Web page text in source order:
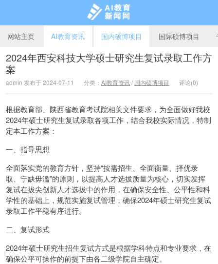
网站主页 AI教育资讯 国内硕博项目 国际硕博项目
2024年西安科技大学硕士研究生复试录取工作方
案
admin 发布于 2024-07-11 分类： AI教育资讯/ 国内硕博项目 评论(0)
根据教育部、陕西省教育考试院相关文件要求，为全面做好我校
2024年硕士研究生复试录取各项工作，结合我校实际情况，特制
定本工作方案：
一、指导思想
全面落实党的教育方针，坚持“按需招生、全面衡量、择优录
取、宁缺毋滥”的原则，以提高人才选拔质量为核心，切实发挥
复试在拔尖创新人才选拔中的作用，在确保安全性、公平性和科
学性的基础上，规范实施复试管理，确保2024年硕士研究生复试
录取工作平稳有序进行。
二、复试形式
2024年硕士研究生招生复试方式是根据学科特点和专业要求，在
确保公平可操作的前提下由各二级学院自主确定。